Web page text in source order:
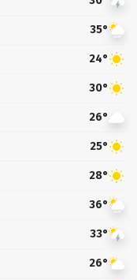
35°
24°
30°
26°
25°
28°
36°
33°
26°